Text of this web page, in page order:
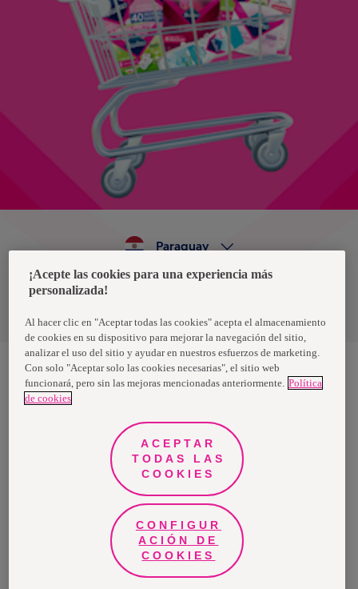
Política de privacidad de datos
Paraguay
Nosotras, una marca de Essity - una compañía global líder en
higiene y salud. Cada día, mil millones de personas, en todo el
propósito es romper barreras por el bienestar en beneficio de
consumidores, pacientes, cuidadores, clientes y la sociedad en
general. Vendemos en aproximadamente 150 países bajo las
principales marcas globales TENA y Tork, así como otras marcas
como Actimove, Cutimed, JOBST, Knix, Leukoplast, Libero, Libresse,
Lotus, Modibodi, Nosotras, Saba, Tempo, TOM Organic y Zewa. En
2024, Essity tuvo ventas de aproximadamente 13 mil millones de
euros y empleó a 36,000 personas. La sede de la compañía está
ubicada en Estocolmo, Suecia, y Essity cotiza en Nasdaq Estocolmo.
Más información enwww.essity.com.
¡Acepte las cookies para una experiencia más
personalizada!
Al hacer clic en "Aceptar todas las cookies" acepta el almacenamiento
de cookies en su dispositivo para mejorar la navegación del sitio,
analizar el uso del sitio y ayudar en nuestros esfuerzos de marketing.
Con solo "Aceptar solo las cookies necesarias", el sitio web
funcionará, pero sin las mejoras mencionadas anteriormente. Política
de cookies
ACEPTAR
TODAS LAS
COOKIES
CONFIGUR
ACIÓN DE
COOKIES